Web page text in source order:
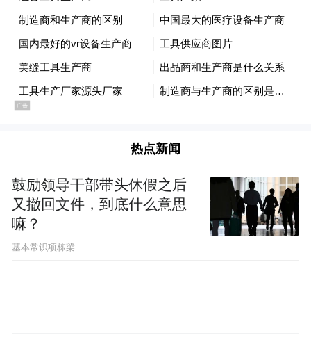
热点新闻
鼓励领导干部带头休假之后
又撤回文件，到底什么意思
嘛？
基本常识项栋梁